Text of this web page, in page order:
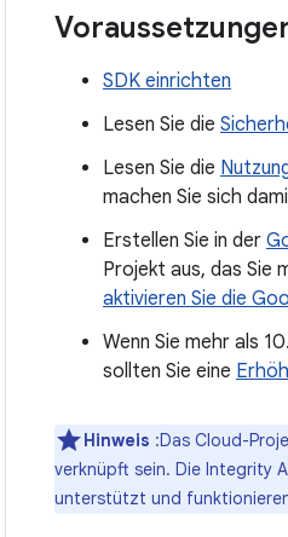
SDK einrichten
Lesen Sie die
Lesen Sie die
machen Sie sich
Erstellen Sie in der
Projekt aus, das Sie
aktivieren Sie die
Wenn Sie mehr als
sollten Sie eine
Hinweis :Das Cloud-
verknüpft sein. Die Integrity
unterstützt und